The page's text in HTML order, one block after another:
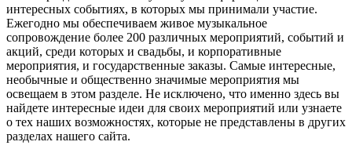
интересных событиях, в которых мы принимали участие.
Ежегодно мы обеспечиваем живое музыкальное
сопровождение более 200 различных мероприятий, событий и
акций, среди которых и свадьбы, и корпоративные
мероприятия, и государственные заказы. Самые интересные,
необычные и общественно значимые мероприятия мы
освещаем в этом разделе. Не исключено, что именно здесь вы
найдете интересные идеи для своих мероприятий или узнаете
о тех наших возможностях, которые не представлены в других
разделах нашего сайта.